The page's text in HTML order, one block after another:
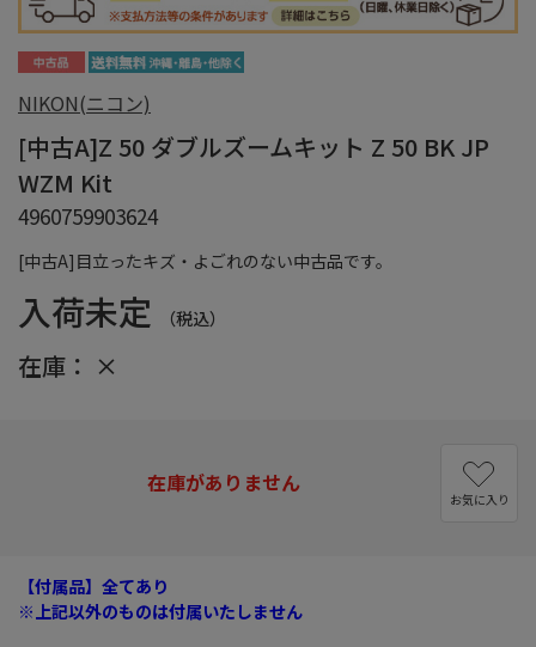
[中古A]目立ったキズ・よごれのない中古品です。
NIKON(ニコン)
[中古A]Z 50 ダブルズームキット Z 50 BK JP
WZM Kit
4960759903624
入荷未定 （税込）
在庫： ×
在庫がありません
お気に入り
【付属品】全てあり
※上記以外のものは付属いたしません